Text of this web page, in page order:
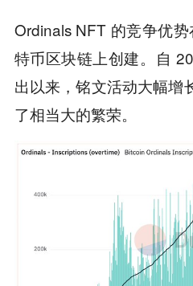
Ordinals NFT 的竞争优
特币区块链上创建。自
出以来，铭文活动大幅增
了相当大的繁荣。